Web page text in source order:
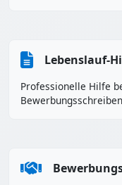
Lebenslauf-
Professionelle Hilfe